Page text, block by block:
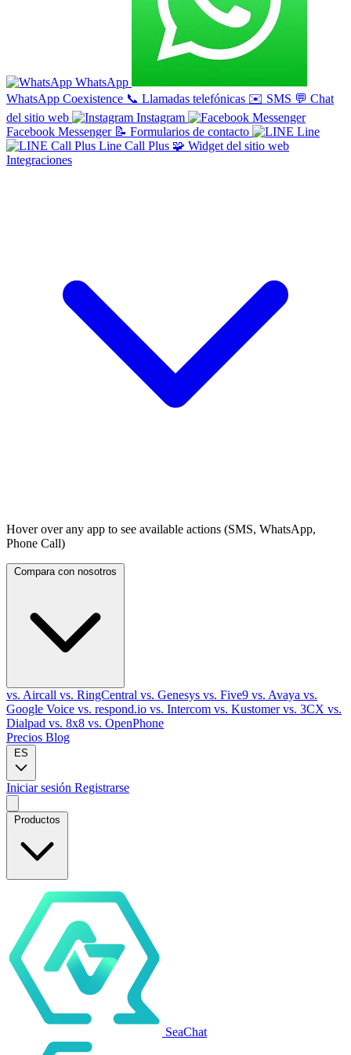
WhatsApp
WhatsApp Coexistence 📞 Llamadas telefónicas ✉️ SMS 💬 Chat
del sitio web
Instagram
Facebook Messenger 📝 Formularios de contacto
Line
Line Call Plus 🧩 Widget del sitio web
Integraciones
Hover over any app to see available actions (SMS, WhatsApp,
Phone Call)
vs. Aircall vs. RingCentral vs. Genesys vs. Five9 vs. Avaya vs.
Google Voice vs. respond.io vs. Intercom vs. Kustomervs. 3CX vs.
Dialpad vs. 8x8 vs. OpenPhone
Precios Blog
ES
Iniciar sesión Registrarse
Productos
SeaChat